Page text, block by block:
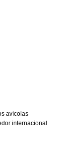
avícolas
internacional